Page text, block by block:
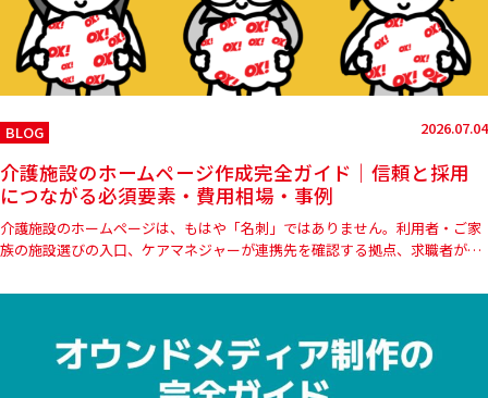
BLOG 2026.07.04
介護施設のホームページ作成完全ガイド｜信頼と採用
につながる必須要素・費用相場・事例
介護施設のホームページは、もはや「名刺」ではありません。利用者・ご家
族の施設選びの入口、ケアマネジャーが連携先を確認する拠点、求職者が応